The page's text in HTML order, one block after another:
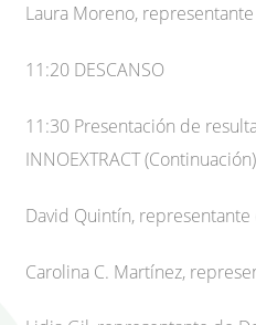
Laura Moreno, representante
11:20 DESCANSO
11:30 Presentación de
INNOEXTRACT (Continuación)
David Quintín, representante
Carolina C. Martínez,